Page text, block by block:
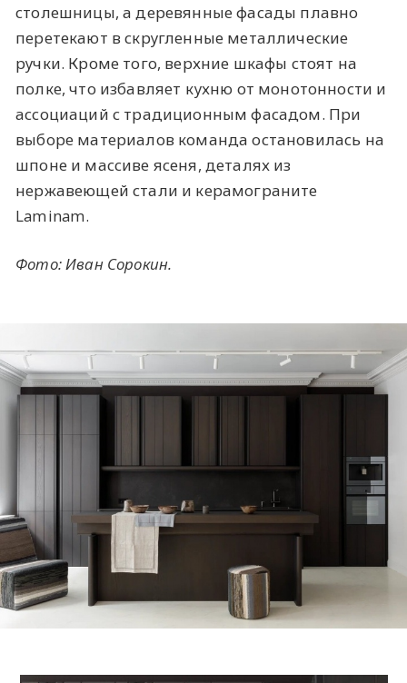
столешницы, а деревянные фасады плавно
перетекают в скругленные металлические
ручки. Кроме того, верхние шкафы стоят на
полке, что избавляет кухню от монотонности и
ассоциаций с традиционным фасадом. При
выборе материалов команда остановилась на
шпоне и массиве ясеня, деталях из
нержавеющей стали и керамограните
Laminam.
Фото: Иван Сорокин.